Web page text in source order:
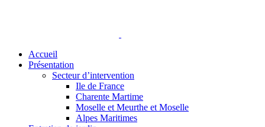
Accueil
Présentation
Secteur d’intervention
Ile de France
Charente Martime
Moselle et Meurthe et Moselle
Alpes Maritimes